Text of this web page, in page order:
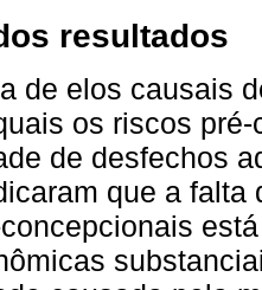
resultados
de elos causais
os riscos
de desfechos
que a